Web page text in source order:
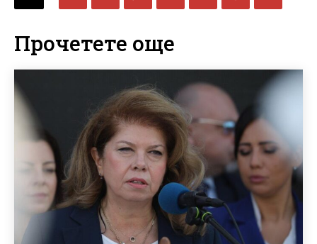
Прочетете още